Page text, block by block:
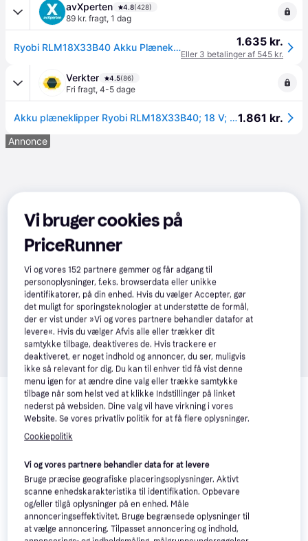
avXperten 4.8(428)
89 kr. fragt, 1 dag
Ryobi RLM18X33B40 Akku Plæneklipper Uden Batteri - 33cm (18V) 1.635 kr.
Eller 3 betalinger af 545 kr.
Verkter 4.5(86)
Fri fragt, 4-5 dage
Akku plæneklipper Ryobi RLM18X33B40; 18 V; 1x4,0 Ah batt.1.861 kr.
Annonce
Relaterede produkter
Se vores forslag til andre produkter, der matcher dine
interesser. Vis alle
50+ 100+
Vi bruger cookies på
PriceRunner
Vi og vores152 partnere gemmer og får adgang til
personoplysninger, f.eks. browserdata eller unikke
identifikatorer, på din enhed. Hvis du vælger Accepter, gør
det muligt for sporingsteknologier at understøtte de formål,
der er vist under »Vi og vores partnere behandler datafor at
levere«. Hvis du vælger Afvis alle eller trækker dit
samtykke tilbage, deaktiveres de. Hvis trackere er
deaktiveret, er noget indhold og annoncer, du ser, muligvis
ikke så relevant for dig. Du kan til enhver tid få vist denne
menu igen for at ændre dine valg eller trække samtykke
tilbage når som helst ved at klikke Indstillinger på linket
nederst på websiden. Dine valg vil have virkning i vores
Website. Se vores privatliv politik for at få flere oplysninger.
Cookiepolitik
Vi og vores partnere behandler data for at levere
Bruge præcise geografiske placeringsoplysninger. Aktivt
scanne enhedskarakteristika til identifikation. Opbevare
og/eller tilgå oplysninger på en enhed. Måle
annonceringseffektivitet. Bruge begrænsede oplysninger til
at vælge annoncering. Tilpasset annoncering og indhold,